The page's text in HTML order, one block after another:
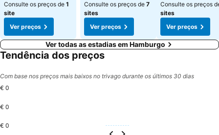
Consulte os preços de 1
site
Ver preços
Consulte os preços de 7
sites
Ver preços
Consulte os preços
sites
Ver preços
Ver todas as estadias em Hamburgo
Tendência dos preços
Com base nos preços mais baixos no trivago durante os últimos 30 dias
€ 0
€ 0
€ 0